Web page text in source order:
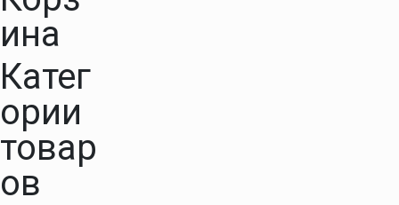
ина
Катег
ории
товар
ов